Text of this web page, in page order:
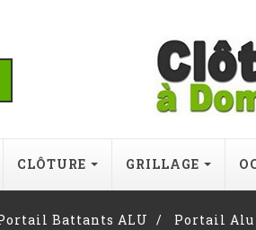
CLÔTURE GRILLAGE
Battants ALU Portail Alu